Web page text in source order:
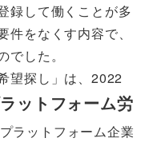
録して働くことが多
をなくす内容で、
した。
望探し」は、2022
ラットフォーム労
ラットフォーム企業